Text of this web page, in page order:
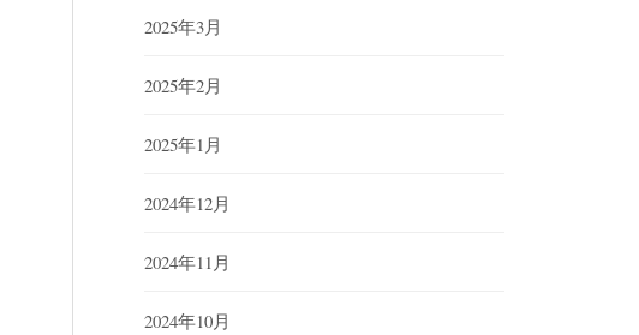
2025年3月
2025年2月
2025年1月
2024年12月
2024年11月
2024年10月